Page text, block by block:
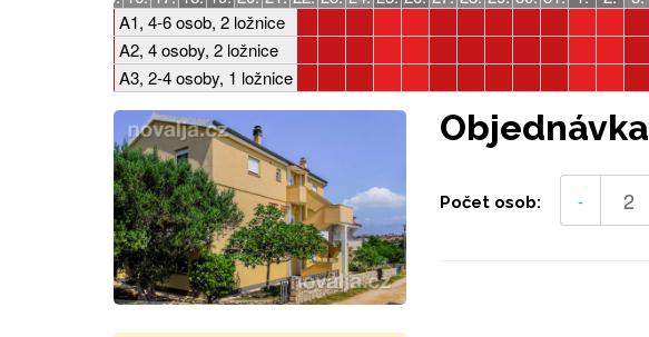
A1, 4-6 osob, 2 ložnice
A2, 4 osoby, 2 ložnice
A3, 2-4 osoby, 1 ložnice
Objednávka
Počet osob: -